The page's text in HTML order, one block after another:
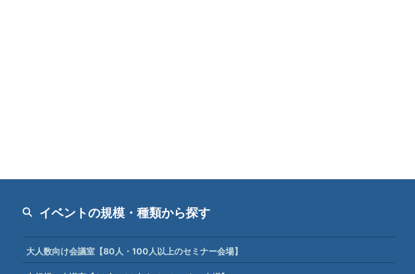
イベントの規模・種類から探す
大人数向け会議室【80人・100人以上のセミナー会場】